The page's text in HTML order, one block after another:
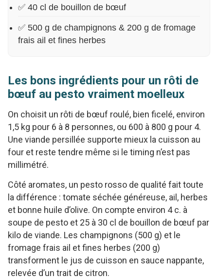
✅ 40 cl de bouillon de bœuf
✅ 500 g de champignons & 200 g de fromage
frais ail et fines herbes
Les bons ingrédients pour un rôti de
bœuf au pesto vraiment moelleux
On choisit un rôti de bœuf roulé, bien ficelé, environ
1,5 kg pour 6 à 8 personnes, ou 600 à 800 g pour 4.
Une viande persillée supporte mieux la cuisson au
four et reste tendre même si le timing n’est pas
millimétré.
Côté aromates, un pesto rosso de qualité fait toute
la différence : tomate séchée généreuse, ail, herbes
et bonne huile d’olive. On compte environ 4 c. à
soupe de pesto et 25 à 30 cl de bouillon de bœuf par
kilo de viande. Les champignons (500 g) et le
fromage frais ail et fines herbes (200 g)
transforment le jus de cuisson en sauce nappante,
relevée d’un trait de citron.